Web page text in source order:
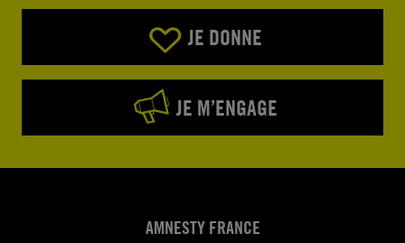
JE DONNE
JE M’ENGAGE
AMNESTY FRANCE